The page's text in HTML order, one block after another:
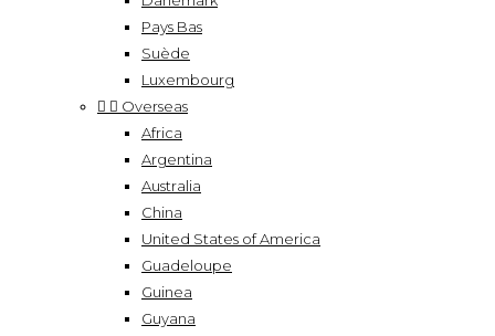
Pays Bas
Suède
Luxembourg
  Overseas
Africa
Argentina
Australia
China
United States of America
Guadeloupe
Guinea
Guyana